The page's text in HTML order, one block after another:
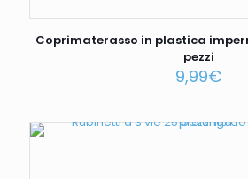
Coprimaterasso in plastica
pezzi
9,99€